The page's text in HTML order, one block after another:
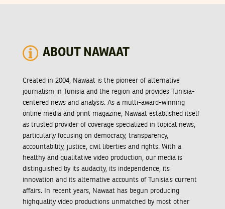
ABOUT NAWAAT
Created in 2004, Nawaat is the pioneer of alternative
journalism in Tunisia and the region and provides Tunisia-
centered news and analysis. As a multi-award-winning
online media and print magazine, Nawaat established itself
as trusted provider of coverage specialized in topical news,
particularly focusing on democracy, transparency,
accountability, justice, civil liberties and rights. With a
healthy and qualitative video production, our media is
distinguished by its audacity, its independence, its
innovation and its alternative accounts of Tunisia’s current
affairs. In recent years, Nawaat has begun producing
highquality video productions unmatched by most other